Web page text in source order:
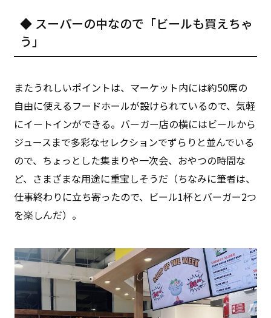
◆ スーパーの中なので「ビールも買えちゃ
う」
またうれしいポイントは、マーケット内には約50席の
自由に使えるフードホールが設けられているので、気軽
にイートインができる。バーガー店の横にはビールから
ジュースまで多彩なセレクションでずらりと並んでいる
ので、ちょっとした集まりや一次会、おやつの時間な
ど、さまざまな用途に重宝しそうだ（ちなみに筆者は、
仕事終わりに立ち寄ったので、ビール1杯とバーガー2つ
を楽しんだ）。